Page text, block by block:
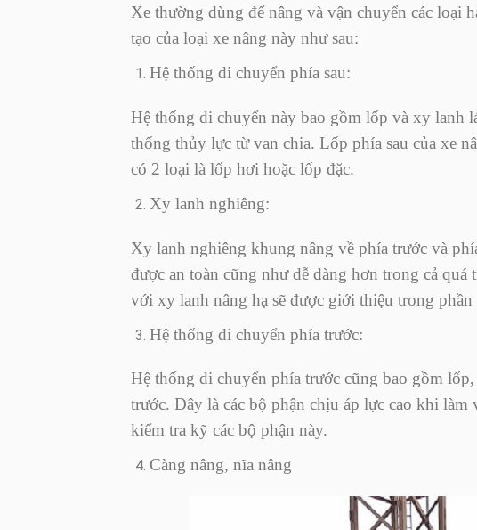
Xe thường dùng để nâng và vận chuyển các loại
tạo của loại xe nâng này như sau:
Hệ thống di chuyển phía sau:
Hệ thống di chuyển này bao gồm lốp và xy lanh
thống thủy lực từ van chia. Lốp phía sau của xe
có 2 loại là lốp hơi hoặc lốp đặc.
Xy lanh nghiêng:
Xy lanh nghiêng khung nâng về phía trước và
được an toàn cũng như dễ dàng hơn trong cả
với xy lanh nâng hạ sẽ được giới thiệu trong phần
Hệ thống di chuyển phía trước:
Hệ thống di chuyển phía trước cũng bao gồm
trước. Đây là các bộ phận chịu áp lực cao khi
kiểm tra kỹ các bộ phận này.
Càng nâng, nĩa nâng